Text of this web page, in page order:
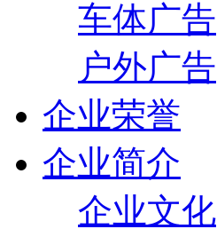
车体广告
户外广告
企业荣誉
企业简介
企业文化